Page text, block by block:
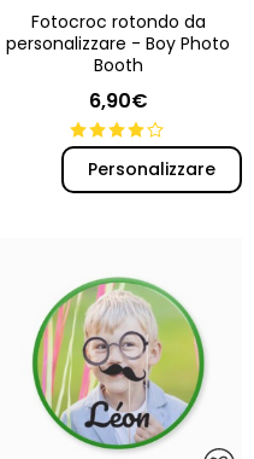
Fotocroc rotondo da
personalizzare - Boy Photo
Booth
6,90€
Personalizzare